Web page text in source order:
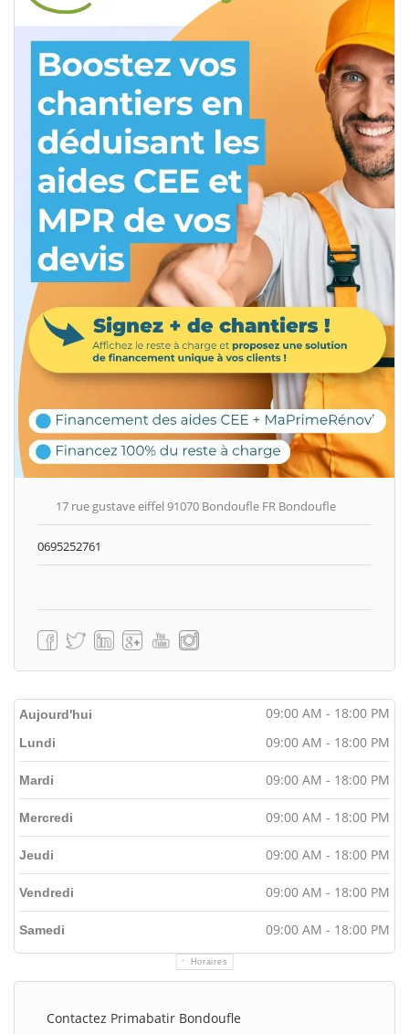
17 rue gustave eiffel 91070 Bondoufle FR Bondoufle
0695252761
Aujourd'hui 09:00 AM - 18:00 PM
Horaires
Lundi 09:00 AM - 18:00 PM
Mardi 09:00 AM - 18:00 PM
Mercredi 09:00 AM - 18:00 PM
Jeudi 09:00 AM - 18:00 PM
Vendredi 09:00 AM - 18:00 PM
Samedi 09:00 AM - 18:00 PM
Contactez Primabatir Bondoufle